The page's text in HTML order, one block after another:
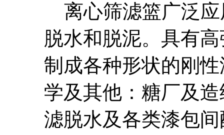
离心筛滤篮广泛应
脱水和脱泥。具有
制成各种形状的刚
学及其他：糖厂及
滤脱水及各类漆包